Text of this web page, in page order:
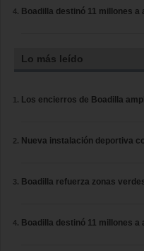
Boadilla destinó 11 millones
Lo más leído
Los encierros de Boadilla
Nueva instalación deportiva
Boadilla refuerza zonas
Boadilla destinó 11 millones